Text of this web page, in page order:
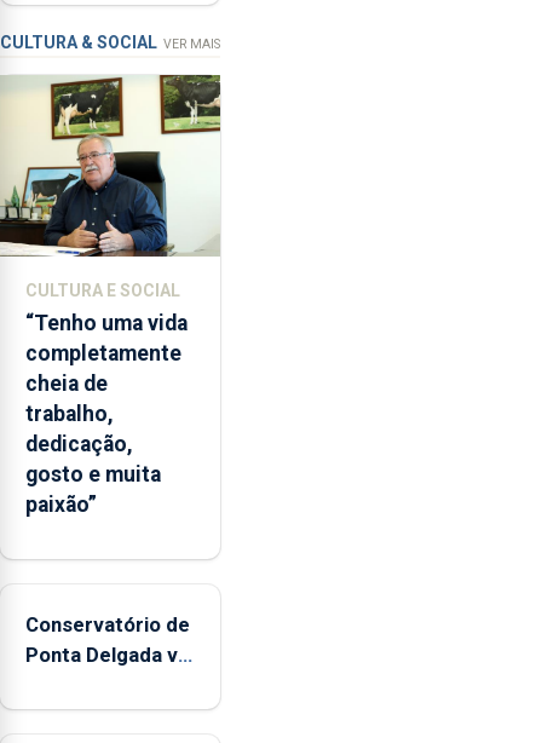
condições
de
ensino
instituição
requalificação
CULTURA & SOCIAL VER MAIS
CULTURA E SOCIAL
“Tenho uma vida
completamente
cheia de
trabalho,
dedicação,
gosto e muita
paixão”
Conservatório de
Ponta Delgada vai
novos